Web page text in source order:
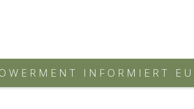
INFORMIERT